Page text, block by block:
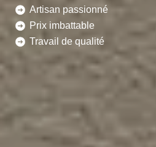
Artisan passionné
Prix imbattable
Travail de qualité